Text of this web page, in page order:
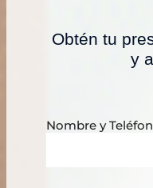
Obtén tu
y
Nombre y